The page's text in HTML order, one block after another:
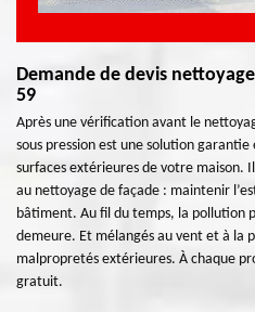
Demande de devis
59
Après une vérification avant le
sous pression est une solution
surfaces extérieures de votre maison.
au nettoyage de façade : maintenir
bâtiment. Au fil du temps, la pollution
demeure. Et mélangés au vent et à la
malpropretés extérieures. À chaque
gratuit.